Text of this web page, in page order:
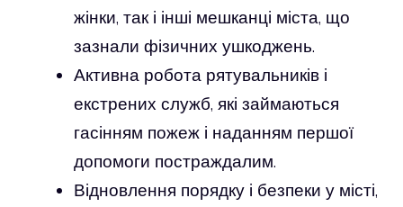
жінки, так і інші мешканці міста, що
зазнали фізичних ушкоджень.
Активна робота рятувальників і
екстрених служб, які займаються
гасінням пожеж і наданням першої
допомоги постраждалим.
Відновлення порядку і безпеки у місті,